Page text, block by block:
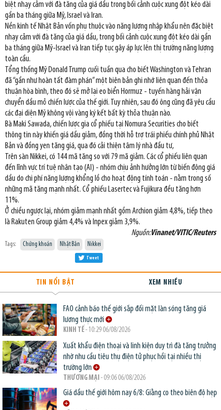
biệt nhạy cảm với đà tăng của giá dầu trong bối cảnh cuộc xung đột kéo dài
gần ba tháng giữa Mỹ, Israel và Iran.
Nền kinh tế Nhật Bản vốn phụ thuộc vào năng lượng nhập khẩu nên đặc biệt
nhạy cảm với đà tăng của giá dầu, trong bối cảnh cuộc xung đột kéo dài gần
ba tháng giữa Mỹ-Israel và Iran tiếp tục gây áp lực lên thị trường năng lượng
toàn cầu.
Tổng thống Mỹ Donald Trump cuối tuần qua cho biết Washington và Tehran
đã “gần như hoàn tất đàm phán” một biên bản ghi nhớ liên quan đến thỏa
thuận hòa bình, theo đó sẽ mở lại eo biển Hormuz - tuyến hàng hải vận
chuyển dầu mỏ chiến lược của thế giới. Tuy nhiên, sau đó ông cũng đã yêu cầu
các đại diện Mỹ không vội vàng ký kết bất kỳ thỏa thuận nào.
Bà Maki Sawada, chiến lược gia cổ phiếu tại Nomura Securities cho biết
thông tin này khiến giá dầu giảm, đồng thời hỗ trợ trái phiếu chính phủ Nhật
Bản và đồng yen tăng giá, qua đó cải thiện tâm lý nhà đầu tư,
Trên sàn Nikkei, có 144 mã tăng so với 79 mã giảm. Các cổ phiếu liên quan
đến lĩnh vực trí tuệ nhân tạo (AI) - nhóm chịu ảnh hưởng lớn từ biến động giá
dầu do chi phí năng lượng khổng lồ cho hoạt động tính toán - nằm trong số
những mã tăng mạnh nhất. Cổ phiếu Lasertec và Fujikura đều tăng hơn
11%.
Ở chiều ngược lại, nhóm giảm mạnh nhất gồm Archion giảm 4,8%, tiếp theo
là Rakuten Group giảm 4,4% và Inpex giảm 3,9%.
Nguồn:Vinanet/VITIC/Reuters
Tags: Chứng khoán Nhật Bản Nikkei
Tweet
TIN NỔI BẬT XEM NHIỀU
FAO cảnh báo thế giới sắp đối mặt làn sóng tăng giá
lương thực mới
KINH TẾ- 10:29 06/08/2026
Xuất khẩu điện thoại và linh kiện duy trì đà tăng trưởng
nhờ nhu cầu tiêu thụ điện tử phục hồi tại nhiều thị
trường lớn
THƯƠNG MẠI - 09:06 06/08/2026
Giá dầu thế giới hôm nay 6/8: Giằng co theo biên độ hẹp